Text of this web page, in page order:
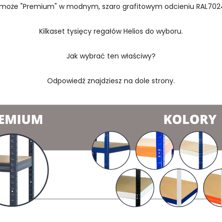
"Premium" w modnym, szaro grafitowym odcieniu
Kilkaset tysięcy regałów Helios do wyboru.
Jak wybrać ten właściwy?
Odpowiedź znajdziesz na dole strony.